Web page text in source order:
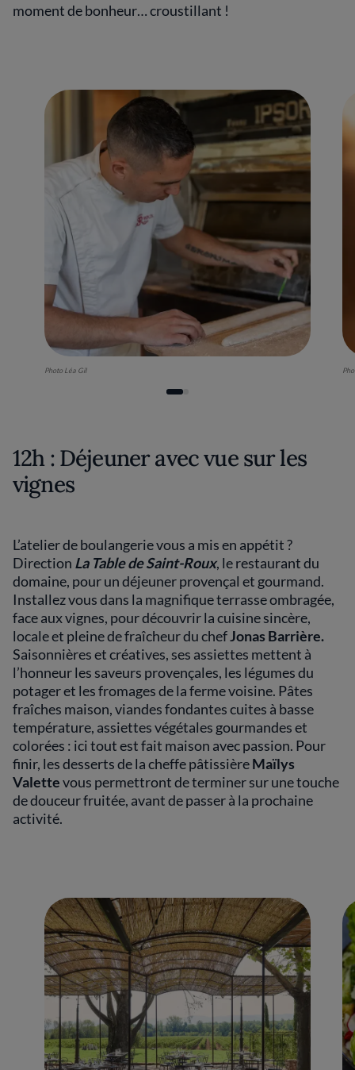
moment de bonheur… croustillant !
Photo Léa Gil
12h : Déjeuner avec vue sur les
vignes
L’atelier de boulangerie vous a mis en appétit ?
Direction La Table de Saint-Roux, le restaurant du
domaine, pour un déjeuner provençal et gourmand.
Installez vous dans la magnifique terrasse ombragée,
face aux vignes, pour découvrir la cuisine sincère,
locale et pleine de fraîcheur du chefJonas Barrière.
Saisonnières et créatives, ses assiettes mettent à
l’honneur les saveurs provençales, les légumes du
potager et les fromages de la ferme voisine. Pâtes
fraîches maison, viandes fondantes cuites à basse
température, assiettes végétales gourmandes et
colorées : ici tout est fait maison avec passion. Pour
finir, les desserts de la cheffe pâtissièreMaïlys
Valettevous permettront de terminer sur une touche
de douceur fruitée, avant de passer à la prochaine
activité.